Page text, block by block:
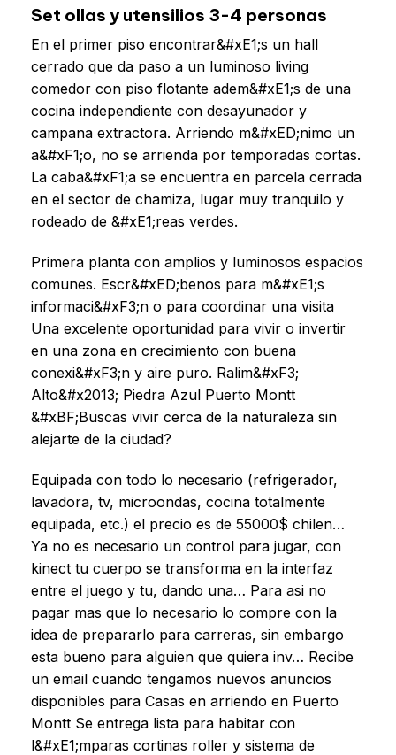
Set ollas y utensilios 3-4 personas
En el primer piso encontrar&#xE1;s un hall
cerrado que da paso a un luminoso living
comedor con piso flotante adem&#xE1;s de una
cocina independiente con desayunador y
campana extractora. Arriendo m&#xED;nimo un
a&#xF1;o, no se arrienda por temporadas cortas.
La caba&#xF1;a se encuentra en parcela cerrada
en el sector de chamiza, lugar muy tranquilo y
rodeado de &#xE1;reas verdes.
Primera planta con amplios y luminosos espacios
comunes. Escr&#xED;benos para m&#xE1;s
informaci&#xF3;n o para coordinar una visita
Una excelente oportunidad para vivir o invertir
en una zona en crecimiento con buena
conexi&#xF3;n y aire puro. Ralim&#xF3;
Alto&#x2013; Piedra Azul Puerto Montt
&#xBF;Buscas vivir cerca de la naturaleza sin
alejarte de la ciudad?
Equipada con todo lo necesario (refrigerador,
lavadora, tv, microondas, cocina totalmente
equipada, etc.) el precio es de 55000$ chilen…
Ya no es necesario un control para jugar, con
kinect tu cuerpo se transforma en la interfaz
entre el juego y tu, dando una… Para asi no
pagar mas que lo necesario lo compre con la
idea de prepararlo para carreras, sin embargo
esta bueno para alguien que quiera inv… Recibe
un email cuando tengamos nuevos anuncios
disponibles para Casas en arriendo en Puerto
Montt Se entrega lista para habitar con
l&#xE1;mparas cortinas roller y sistema de